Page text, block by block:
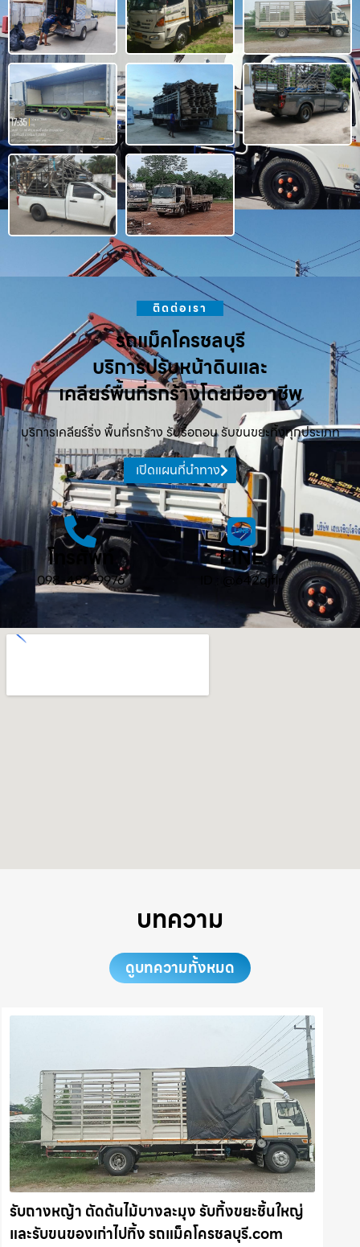
ติดต่อเรา
รถแม็คโครชลบุรี
บริการปรับหน้าดินและ
เคลียร์พื้นที่รกร้างโดยมืออาชีพ
บริการเคลียร์ริ่ง พื้นที่รกร้าง รับรื้อถอน รับขนขยะทิ้งทุกประเภท
เปิดแผนที่นำทาง
โทรศัพท์
098-482-9976
LINE
ID : @642qjflr
บทความ
ดูบทความทั้งหมด
รับถางหญ้า ตัดต้นไม้บางละมุง รับทิ้งขยะชิ้นใหญ่
และรับขนของเก่าไปทิ้ง รถแม็คโครชลบุรี.com